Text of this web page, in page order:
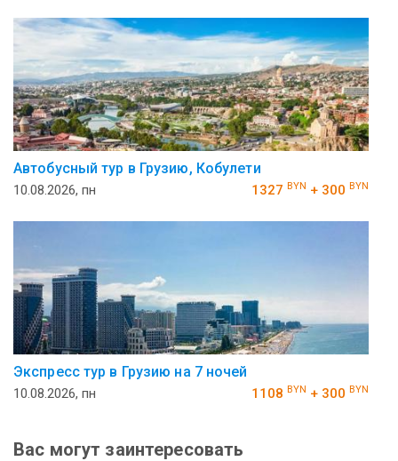
Автобусный тур в Грузию, Кобулети
10.08.2026, пн 1327 BYN + 300 BYN
Экспресс тур в Грузию на 7 ночей
10.08.2026, пн 1108 BYN + 300 BYN
Вас могут заинтересовать